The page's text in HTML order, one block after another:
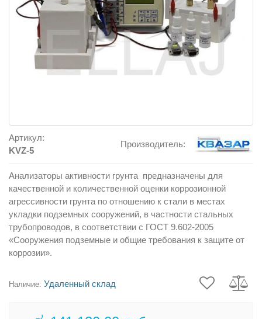
Артикул:
KVZ-5
Производитель:
Анализаторы активности грунта предназначены для
качественной и количественной оценки коррозионной
агрессивности грунта по отношению к стали в местах
укладки подземных сооружений, в частности стальных
трубопроводов, в соответствии с ГОСТ 9.602-2005
«Сооружения подземные и общие требования к защите от
коррозии».
Наличие: Удаленный склад